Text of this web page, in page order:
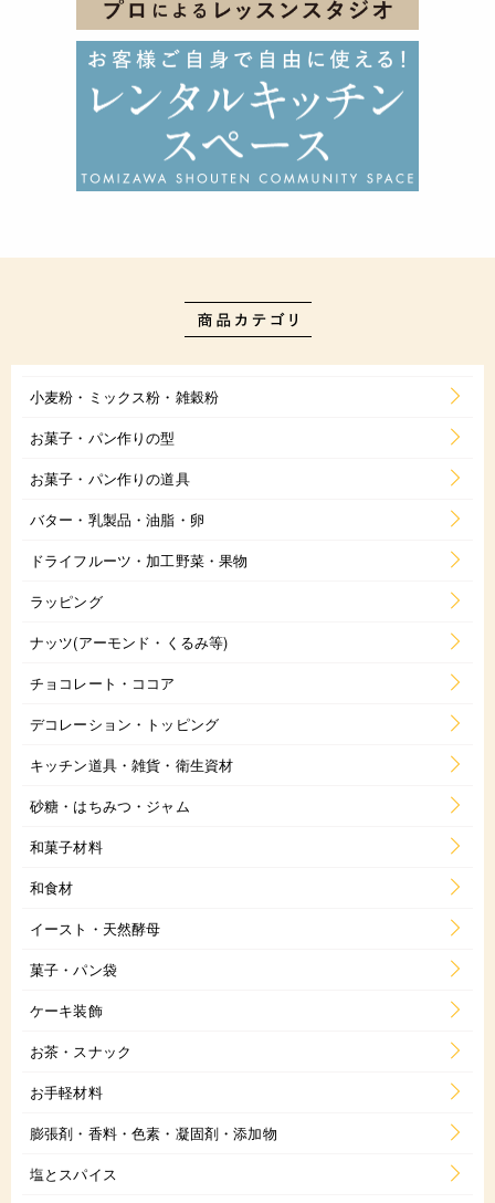
小麦粉・ミックス粉・雑穀粉
お菓子・パン作りの型
お菓子・パン作りの道具
バター・乳製品・油脂・卵
ドライフルーツ・加工野菜・果物
ラッピング
ナッツ(アーモンド・くるみ等)
チョコレート・ココア
デコレーション・トッピング
キッチン道具・雑貨・衛生資材
砂糖・はちみつ・ジャム
和菓子材料
和食材
イースト・天然酵母
菓子・パン袋
ケーキ装飾
お茶・スナック
お手軽材料
膨張剤・香料・色素・凝固剤・添加物
塩とスパイス